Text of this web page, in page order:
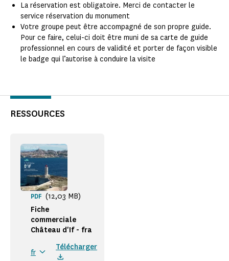
La réservation est obligatoire. Merci de contacter le
service réservation du monument
Votre groupe peut être accompagné de son propre guide.
Pour ce faire, celui-ci doit être muni de sa carte de guide
professionnel en cours de validité et porter de façon visible
le badge qui l’autorise à conduire la visite
RESSOURCES
Fiche
commerciale
Château d'If - fra
PDF (12,03 MB)
fr
Télécharger